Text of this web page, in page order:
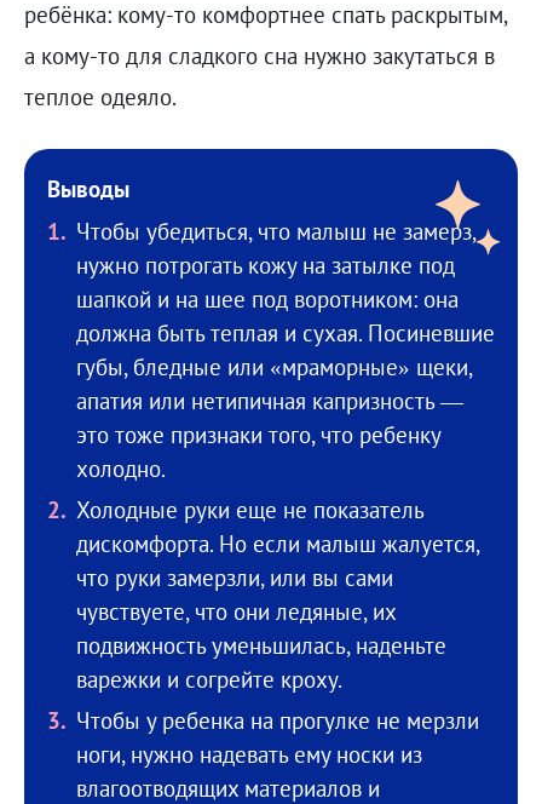
ребёнка: кому-то комфортнее спать раскрытым,
а кому-то для сладкого сна нужно закутаться в
теплое одеяло.
Выводы
Чтобы убедиться, что малыш не замерз,
нужно потрогать кожу на затылке под
шапкой и на шее под воротником: она
должна быть теплая и сухая. Посиневшие
губы, бледные или «мраморные» щеки,
апатия или нетипичная капризность —
это тоже признаки того, что ребенку
холодно.
Холодные руки еще не показатель
дискомфорта. Но если малыш жалуется,
что руки замерзли, или вы сами
чувствуете, что они ледяные, их
подвижность уменьшилась, наденьте
варежки и согрейте кроху.
Чтобы у ребенка на прогулке не мерзли
ноги, нужно надевать ему носки из
влагоотводящих материалов и